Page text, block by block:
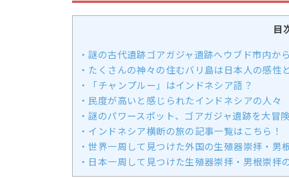
目
・謎の古代遺跡ゴアガジャ遺跡へウブド市内か
・たくさんの神々の住むバリ島は日本人の感性
・「チャンプルー」はインドネシア語？
・民度が高いと感じられたインドネシアの人々
・謎のパワースポット、ゴアガジャ遺跡を大冒険
・インドネシア横断の旅の記事一覧はこちら！
・世界一周して見つけた外国の生殖器崇拝・男
・日本一周して見つけた生殖器崇拝・男根崇拝